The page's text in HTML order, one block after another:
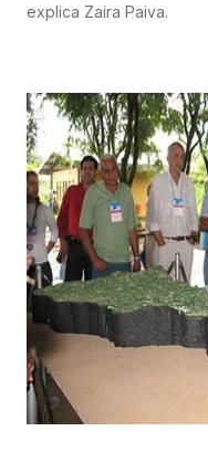
explica Zaira Paiva.